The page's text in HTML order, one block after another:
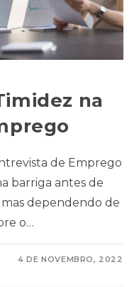
na
de Emprego
barriga antes de
dependendo de
o…
4 DE NOVEMBRO, 2022